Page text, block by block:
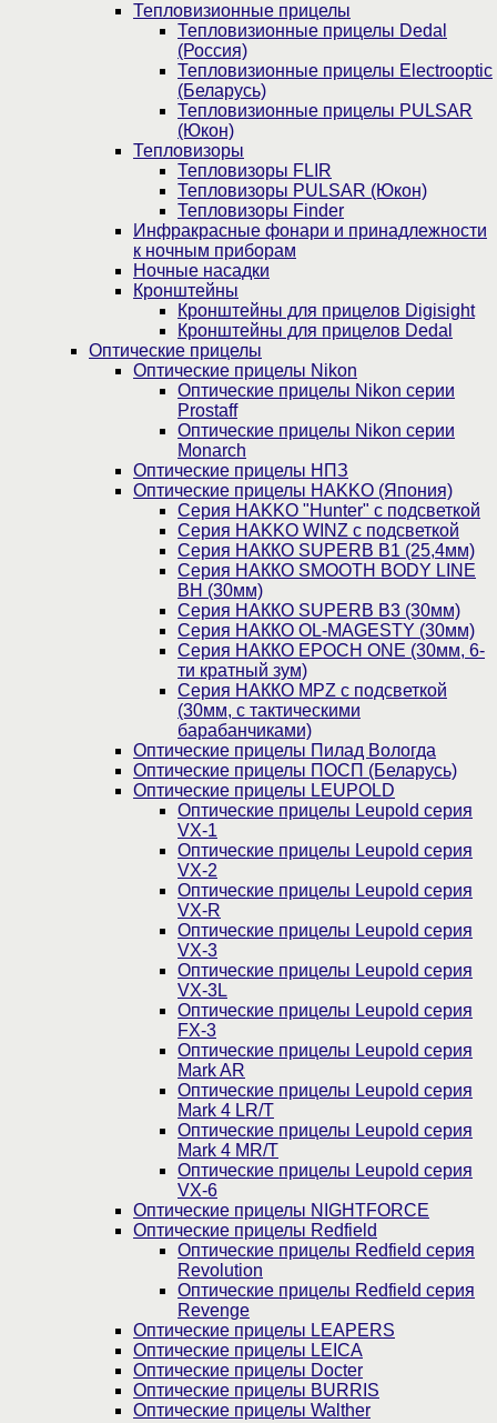
Тепловизионные прицелы
Тепловизионные прицелы Dedal
(Россия)
Тепловизионные прицелы Electrooptic
(Беларусь)
Тепловизионные прицелы PULSAR
(Юкон)
Тепловизоры
Тепловизоры FLIR
Тепловизоры PULSAR (Юкон)
Тепловизоры Finder
Инфракрасные фонари и принадлежности
к ночным приборам
Ночные насадки
Кронштейны
Кронштейны для прицелов Digisight
Кронштейны для прицелов Dedal
Оптические прицелы
Оптические прицелы Nikon
Оптические прицелы Nikon серии
Prostaff
Оптические прицелы Nikon серии
Monarch
Оптические прицелы НПЗ
Оптические прицелы HAKKO (Япония)
Cерия HAKKO "Hunter" с подсветкой
Серия НAKKO WINZ с подсветкой
Серия НАККО SUPERB B1 (25,4мм)
Серия НАККО SMOOTH BODY LINE
BH (30мм)
Серия НАККО SUPERB B3 (30мм)
Серия НАККО OL-MAGESTY (30мм)
Серия НАККО EPOCH ONE (30мм, 6-
ти кратный зум)
Серия НАККО MPZ с подсветкой
(30мм, c тактическими
барабанчиками)
Оптические прицелы Пилад Вологда
Оптические прицелы ПОСП (Беларусь)
Оптические прицелы LEUPOLD
Оптические прицелы Leupold серия
VX-1
Оптические прицелы Leupold серия
VX-2
Оптические прицелы Leupold серия
VX-R
Оптические прицелы Leupold серия
VX-3
Оптические прицелы Leupold серия
VX-3L
Оптические прицелы Leupold серия
FX-3
Оптические прицелы Leupold серия
Mark AR
Оптические прицелы Leupold серия
Mark 4 LR/T
Оптические прицелы Leupold серия
Mark 4 MR/T
Оптические прицелы Leupold серия
VX-6
Оптические прицелы NIGHTFORCE
Оптические прицелы Redfield
Оптические прицелы Redfield серия
Revolution
Оптические прицелы Redfield серия
Revenge
Оптические прицелы LEAPERS
Оптические прицелы LEICA
Оптические прицелы Docter
Оптические прицелы BURRIS
Оптические прицелы Walther